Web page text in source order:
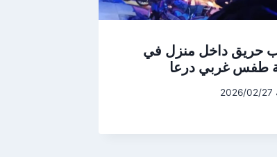
حريق داخل منزل في
طفس غربي درعا